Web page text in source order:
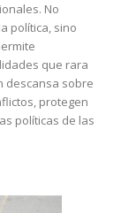
No
política, sino
que rara
descansa sobre
protegen
políticas de las